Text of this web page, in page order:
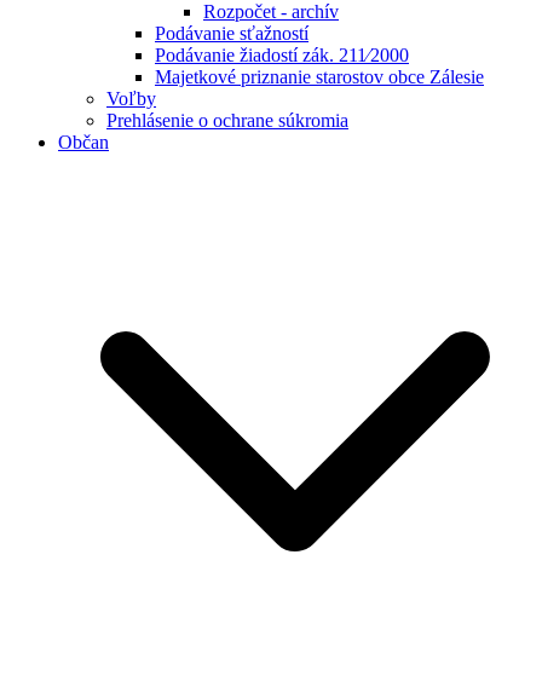
Rozpočet - archív
Podávanie sťažností
Podávanie žiadostí zák. 211⁄2000
Majetkové priznanie starostov obce Zálesie
Voľby
Prehlásenie o ochrane súkromia
Občan